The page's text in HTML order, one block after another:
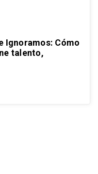
Ignoramos: Cómo
talento,